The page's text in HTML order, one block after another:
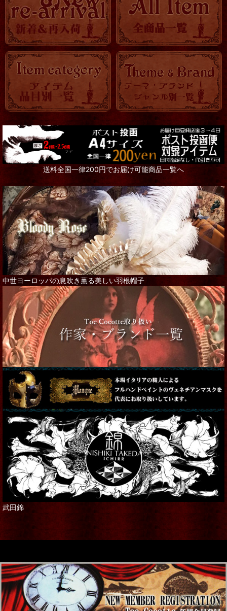
送料全国一律200円でお届け可能商品一覧へ
中世ヨーロッパの息吹き薫る美しい羽根帽子
武田錦